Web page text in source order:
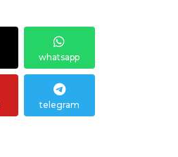
whatsapp
telegram